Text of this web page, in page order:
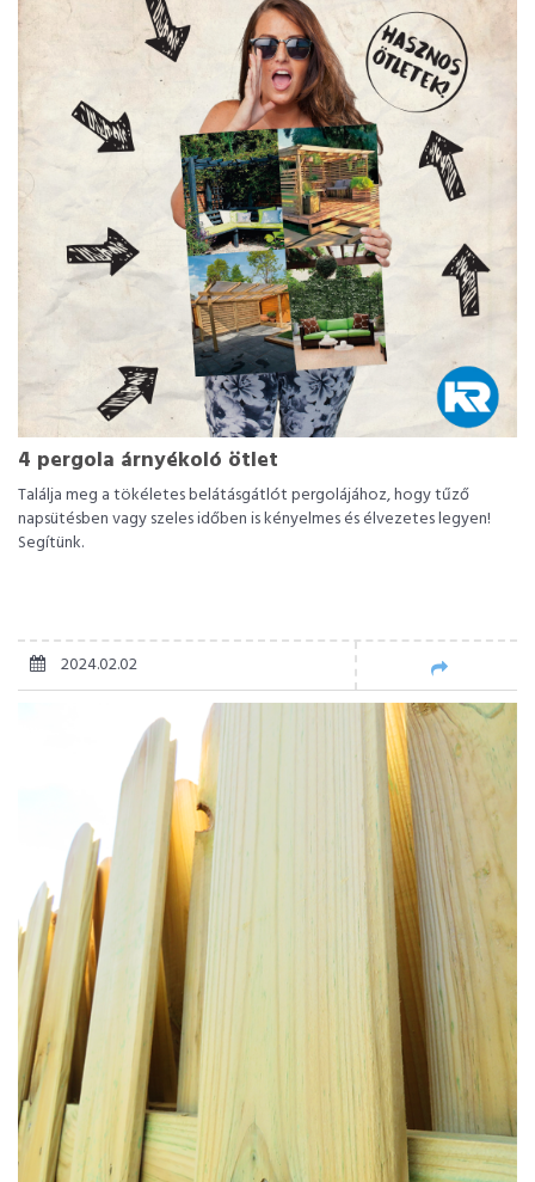
4 pergola árnyékoló ötlet
Találja meg a tökéletes belátásgátlót pergolájához, hogy tűző
napsütésben vagy szeles időben is kényelmes és élvezetes legyen!
Segítünk.
2024.02.02